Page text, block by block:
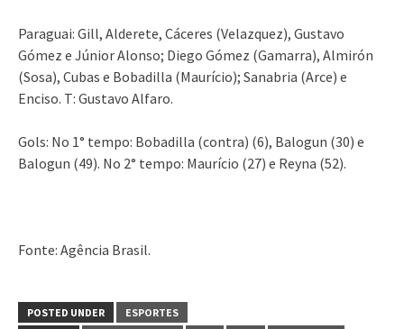
Paraguai: Gill, Alderete, Cáceres (Velazquez), Gustavo
Gómez e Júnior Alonso; Diego Gómez (Gamarra), Almirón
(Sosa), Cubas e Bobadilla (Maurício); Sanabria (Arce) e
Enciso. T: Gustavo Alfaro.
Gols: No 1° tempo: Bobadilla (contra) (6), Balogun (30) e
Balogun (49). No 2° tempo: Maurício (27) e Reyna (52).
Fonte: Agência Brasil.
POSTED UNDER
ESPORTES